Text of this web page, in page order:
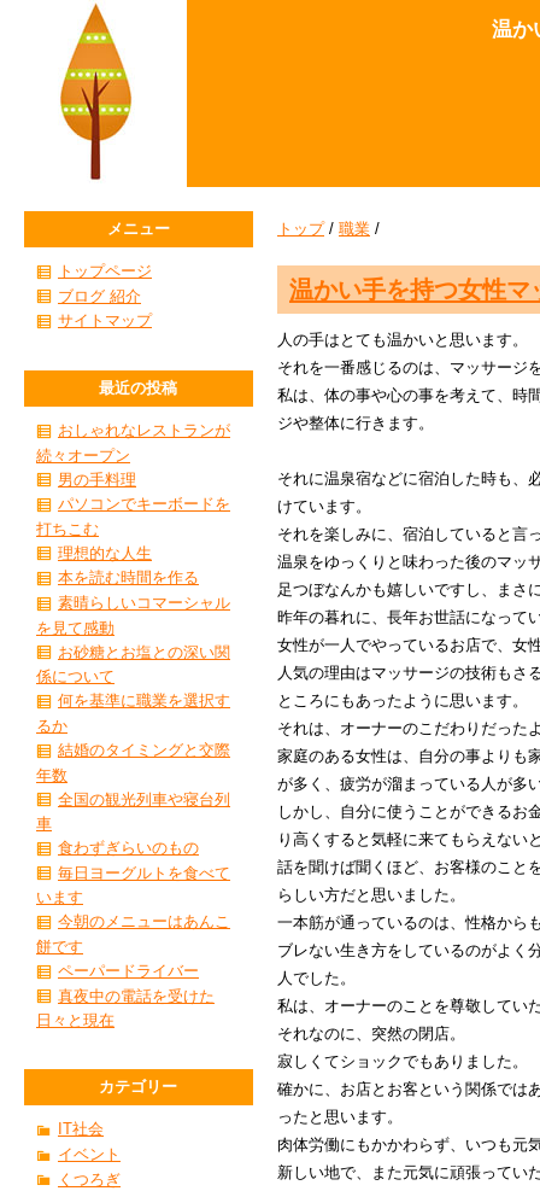
温か
トップ/ 職業 /
温かい手を持つ女性マ
人の手はとても温かいと思います。
それを一番感じるのは、マッサージ
私は、体の事や心の事を考えて、時
ジや整体に行きます。
それに温泉宿などに宿泊した時も、
けています。
それを楽しみに、宿泊していると言
温泉をゆっくりと味わった後のマッ
足つぼなんかも嬉しいですし、まさ
昨年の暮れに、長年お世話になって
女性が一人でやっているお店で、女
人気の理由はマッサージの技術もさ
ところにもあったように思います。
それは、オーナーのこだわりだった
家庭のある女性は、自分の事よりも
が多く、疲労が溜まっている人が多
しかし、自分に使うことができるお
り高くすると気軽に来てもらえない
話を聞けば聞くほど、お客様のこと
らしい方だと思いました。
一本筋が通っているのは、性格から
ブレない生き方をしているのがよく
人でした。
私は、オーナーのことを尊敬してい
それなのに、突然の閉店。
寂しくてショックでもありました。
確かに、お店とお客という関係では
ったと思います。
肉体労働にもかかわらず、いつも元
新しい地で、また元気に頑張ってい
メニュー
トップページ
ブログ 紹介
サイトマップ
最近の投稿
おしゃれなレストランが
続々オープン
男の手料理
パソコンでキーボードを
打ちこむ
理想的な人生
本を読む時間を作る
素晴らしいコマーシャル
を見て感動
お砂糖とお塩との深い関
係について
何を基準に職業を選択す
るか
結婚のタイミングと交際
年数
全国の観光列車や寝台列
車
食わずぎらいのもの
毎日ヨーグルトを食べて
います
今朝のメニューはあんこ
餅です
ペーパードライバー
真夜中の電話を受けた
日々と現在
カテゴリー
IT社会
イベント
くつろぎ